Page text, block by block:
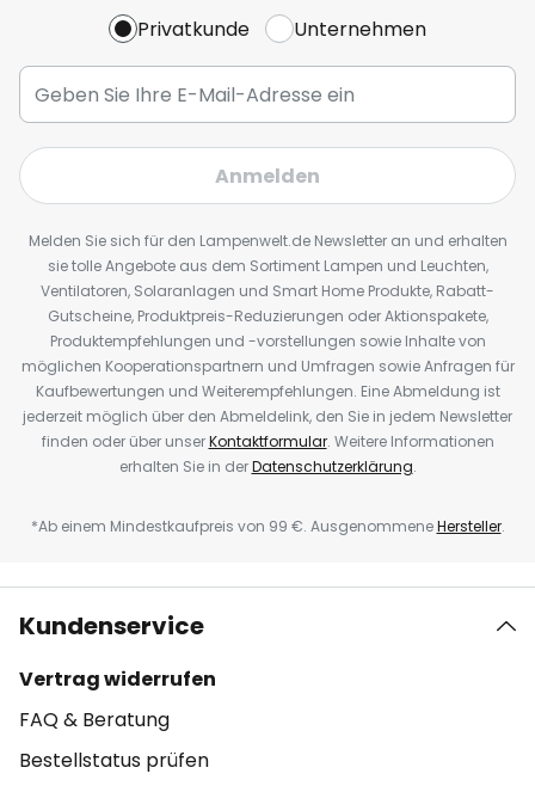
Privatkunde Unternehmen
Anmelden
Melden Sie sich für den Lampenwelt.de Newsletter an und erhalten
sie tolle Angebote aus dem Sortiment Lampen und Leuchten,
Ventilatoren, Solaranlagen und Smart Home Produkte, Rabatt-
Gutscheine, Produktpreis-Reduzierungen oder Aktionspakete,
Produktempfehlungen und -vorstellungen sowie Inhalte von
möglichen Kooperationspartnern und Umfragen sowie Anfragen für
Kaufbewertungen und Weiterempfehlungen. Eine Abmeldung ist
jederzeit möglich über den Abmeldelink, den Sie in jedem Newsletter
finden oder über unserKontaktformular. Weitere Informationen
erhalten Sie in derDatenschutzerklärung.
*Ab einem Mindestkaufpreis von 99 €. AusgenommeneHersteller.
Kundenservice
Vertrag widerrufen
FAQ & Beratung
Bestellstatus prüfen